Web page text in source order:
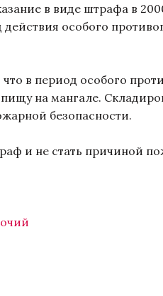
в виде штрафа в
действия особого
в период особого
пищу на мангале.
безопасности.
и не стать причиной